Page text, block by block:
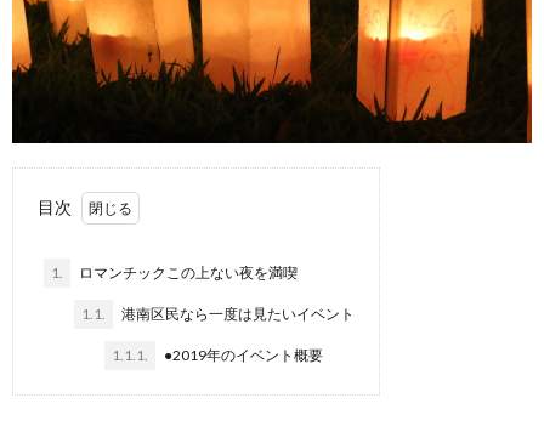
目次
1. ロマンチックこの上ない夜を満喫
1.1. 港南区民なら一度は見たいイベント
1.1.1. ●2019年のイベント概要